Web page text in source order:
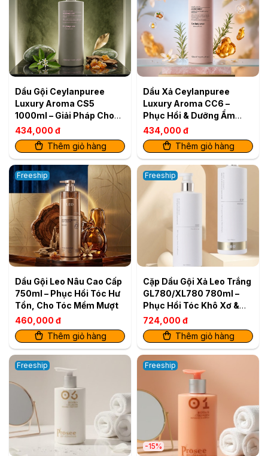
Dầu Gội Ceylanpuree
Luxury Aroma CS5
1000ml – Giải Pháp Cho
Da Đầu Gàu Ngứa, Tóc
Khô Xơ
434,000 đ
Thêm giỏ hàng
Dầu Xả Ceylanpuree
Luxury Aroma CC6 –
Phục Hồi & Dưỡng Ẩm
Cho Mái Tóc Mềm Mượt
Chuẩn Salon Xuất bản
Bán lẻ
434,000 đ
Thêm giỏ hàng
Freeship
Dầu Gội Leo Nâu Cao Cấp
750ml – Phục Hồi Tóc Hư
Tổn, Cho Tóc Mềm Mượt
460,000 đ
Thêm giỏ hàng
Freeship
Cặp Dầu Gội Xả Leo Trắng
GL780/XL780 780ml –
Phục Hồi Tóc Khô Xơ &
Tăng Độ Bóng Mượt
724,000 đ
Thêm giỏ hàng
Freeship Freeship
-15%